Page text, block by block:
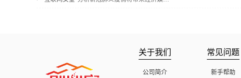
关于我们
公司简介
常见问题
新手帮助